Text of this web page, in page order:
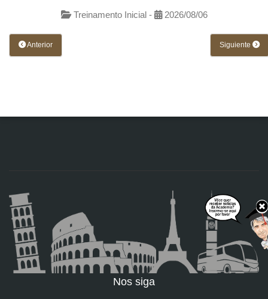
Treinamento Inicial - 2026/08/06
Anterior Siguiente
Nos siga